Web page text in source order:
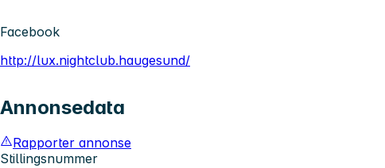
Facebook
http://lux.nightclub.haugesund/
Annonsedata
Rapporter annonse
Stillingsnummer